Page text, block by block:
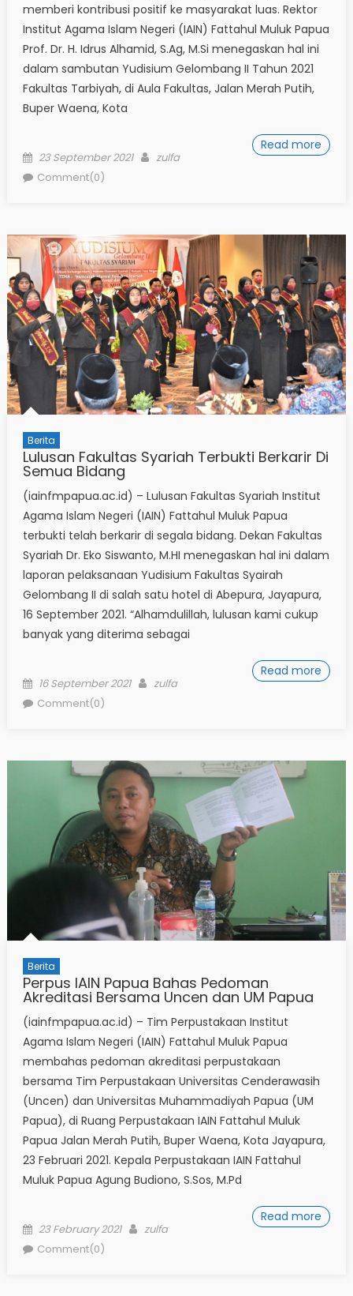
memberi kontribusi positif ke masyarakat luas. Rektor
Institut Agama Islam Negeri (IAIN) Fattahul Muluk Papua
Prof. Dr. H. Idrus Alhamid, S.Ag, M.Si menegaskan hal ini
dalam sambutan Yudisium Gelombang II Tahun 2021
Fakultas Tarbiyah, di Aula Fakultas, Jalan Merah Putih,
Buper Waena, Kota
Read more
Posted
on
23 September 2021 Author
zulfa
Comment(0)
Berita
Lulusan Fakultas Syariah Terbukti Berkarir Di
Semua Bidang
(iainfmpapua.ac.id) – Lulusan Fakultas Syariah Institut
Agama Islam Negeri (IAIN) Fattahul Muluk Papua
terbukti telah berkarir di segala bidang. Dekan Fakultas
Syariah Dr. Eko Siswanto, M.HI menegaskan hal ini dalam
laporan pelaksanaan Yudisium Fakultas Syairah
Gelombang II di salah satu hotel di Abepura, Jayapura,
16 September 2021. “Alhamdulillah, lulusan kami cukup
banyak yang diterima sebagai
Read more
Posted
on
16 September 2021 Author
zulfa
Comment(0)
Berita
Perpus IAIN Papua Bahas Pedoman
Akreditasi Bersama Uncen dan UM Papua
(iainfmpapua.ac.id) – Tim Perpustakaan Institut
Agama Islam Negeri (IAIN) Fattahul Muluk Papua
membahas pedoman akreditasi perpustakaan
bersama Tim Perpustakaan Universitas Cenderawasih
(Uncen) dan Universitas Muhammadiyah Papua (UM
Papua), di Ruang Perpustakaan IAIN Fattahul Muluk
Papua Jalan Merah Putih, Buper Waena, Kota Jayapura,
23 Februari 2021. Kepala Perpustakaan IAIN Fattahul
Muluk Papua Agung Budiono, S.Sos, M.Pd
Read more
Posted
on
23 February 2021 Author
zulfa
Comment(0)